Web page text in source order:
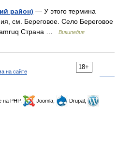
район) — У этого термина
см. Береговое. Село Береговое
Страна …
Википедия
18+
на сайте
на PHP, Joomla,
Drupal,